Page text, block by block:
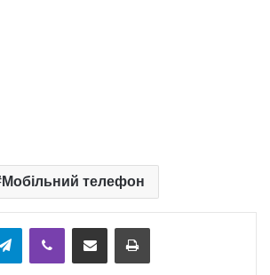
Мобільний телефон
TelegramViber Надіслати електронною поштоюНадрукувати